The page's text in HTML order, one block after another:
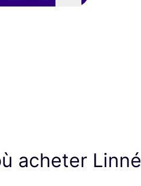
acheter Linné